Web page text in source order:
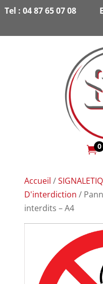
Tel : 04 87 65 07 08
0
Accueil /
D'interdiction /
interdits – A4